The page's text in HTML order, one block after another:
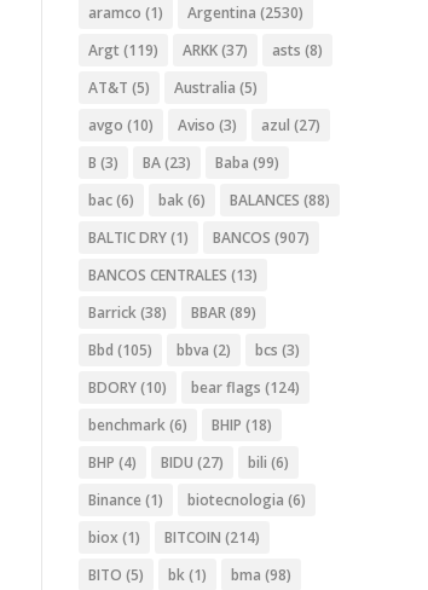
aramco (1) Argentina (2530)
Argt (119) ARKK(37) asts (8)
AT&T (5) Australia (5)
avgo (10) Aviso (3) azul (27)
B (3) BA(23) Baba (99)
bac(6) bak(6) BALANCES (88)
BALTIC DRY(1) BANCOS (907)
BANCOS CENTRALES (13)
Barrick(38) BBAR(89)
Bbd (105) bbva (2) bcs (3)
BDORY(10) bear flags (124)
benchmark(6) BHIP (18)
BHP (4) BIDU (27) bili (6)
Binance (1) biotecnologia (6)
biox (1) BITCOIN (214)
BITO (5) bk(1) bma (98)